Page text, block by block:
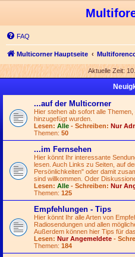
FAQ
Multicorner Hauptseite
Aktuelle Zeit:
...auf der Multicorner
Hier stehen ab sofort alle
hinzugefügt wurden.
Lesen: Alle - Schreiben: Nur
Themen: 50
...im Fernsehen
Hier könnt Ihr interessante
lesen. Auch Links zu Seiten, auf
Persönlichkeiten" oder damit
sind willkommen. Oder
Lesen: Alle - Schreiben: Nur
Themen: 125
Empfehlungen - Tips
Hier könnt Ihr alle Arten von
Radiosendungen und allen
Außerdem können hier Tips für
Lesen: Nur Angemeldete -
Themen: 184